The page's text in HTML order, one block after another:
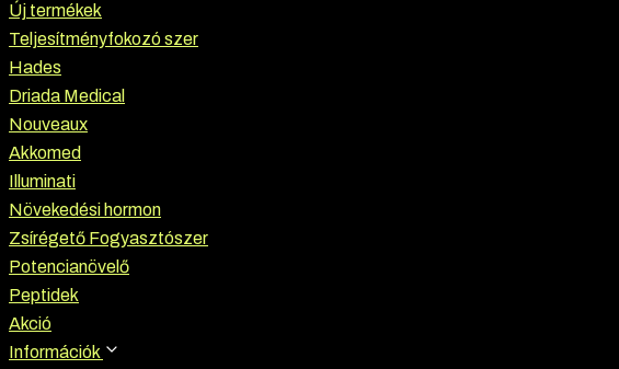
Új termékek
Teljesítményfokozó szer
Hades
Driada Medical
Nouveaux
Akkomed
Illuminati
Növekedési hormon
Zsírégető Fogyasztószer
Potencianövelő
Peptidek
Akció
Információk